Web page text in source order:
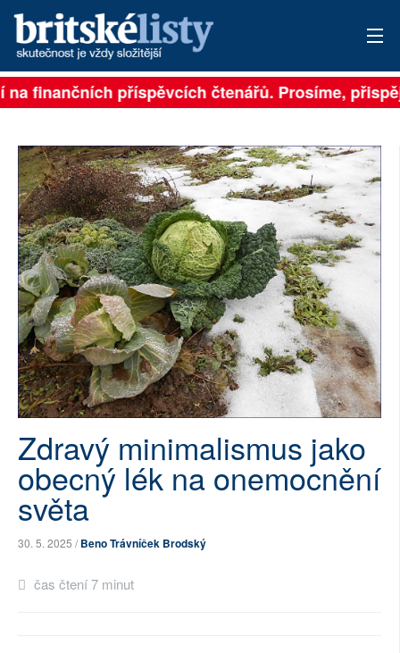
PŘIHLÁSIT
ARCHIV
ROZHOVORY
TÉMATA
NEJČTENĚJŠÍ ZA 7 DNÍ
AUTOŘI
PŘÍSPĚVKY NA PROVOZ
SOCIÁLNÍ SÍTĚ
RUBRIKY
PLNÁ VERZE STRÁNEK
finančních příspěvcích čtenářů. Prosíme,
Zdravý minimalismus jako
obecný lék na onemocnění
světa
30. 5. 2025 /Beno Trávníček Brodský
čas čtení 7 minut